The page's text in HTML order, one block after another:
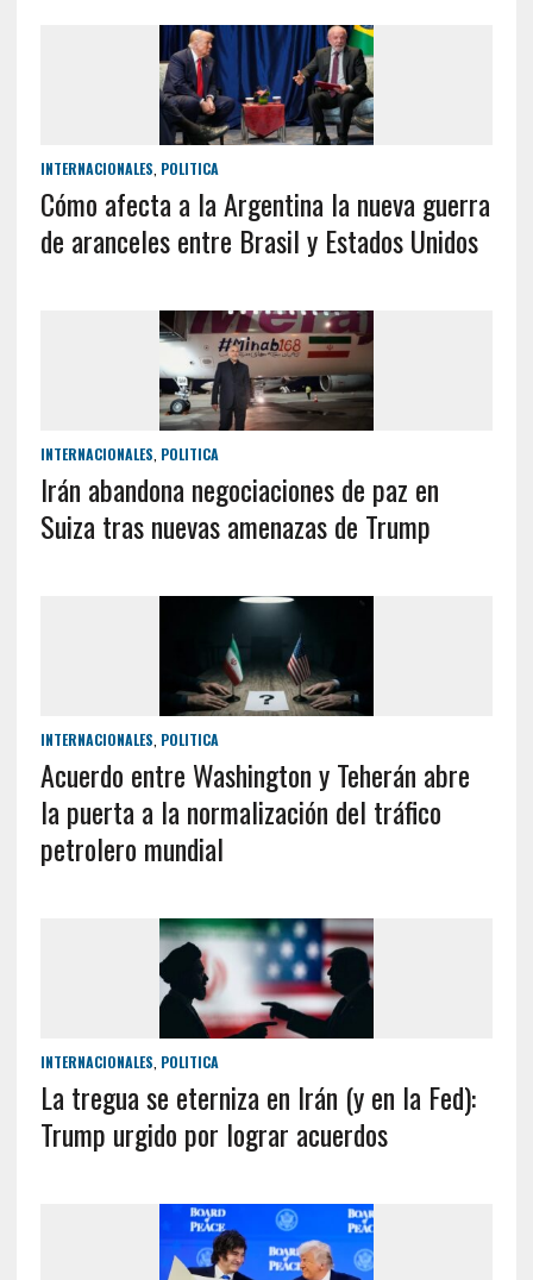
INTERNACIONALES POLITICA
Cómo afecta a la Argentina la nueva guerra
de aranceles entre Brasil y Estados Unidos
INTERNACIONALES POLITICA
Irán abandona negociaciones de paz en
Suiza tras nuevas amenazas de Trump
INTERNACIONALES POLITICA
Acuerdo entre Washington y Teherán abre
la puerta a la normalización del tráfico
petrolero mundial
INTERNACIONALES POLITICA
La tregua se eterniza en Irán (y en la Fed):
Trump urgido por lograr acuerdos